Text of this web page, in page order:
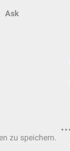
Ask
zu speichern.